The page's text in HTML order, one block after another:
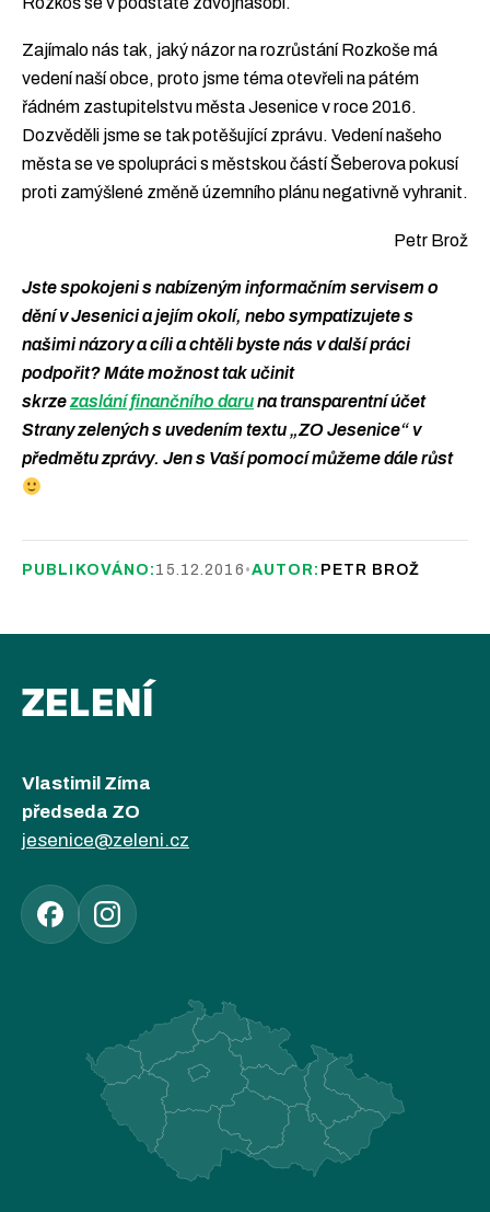
Zajímalo nás tak, jaký názor na rozrůstání Rozkoše má
vedení naší obce, proto jsme téma otevřeli na pátém
řádném zastupitelstvu města Jesenice v roce 2016.
Dozvěděli jsme se tak potěšující zprávu. Vedení našeho
města se ve spolupráci s městskou částí Šeberova pokusí
proti zamýšlené změně územního plánu negativně vyhranit.
Petr Brož
Jste spokojeni s nabízeným informačním servisem o
dění v Jesenici a jejím okolí, nebo sympatizujete s
našimi názory a cíli a chtěli byste nás v další práci
podpořit? Máte možnost tak učinit
skrzezaslání finančního daruna transparentní účet
Strany zelených s uvedením textu „ZO Jesenice“ v
předmětu zprávy. Jen s Vaší pomocí můžeme dále růst
PUBLIKOVÁNO: 15.12.2016 •AUTOR: PETR BROŽ
ZELENÍ
Vlastimil Zíma
předseda ZO
jesenice@zeleni.cz